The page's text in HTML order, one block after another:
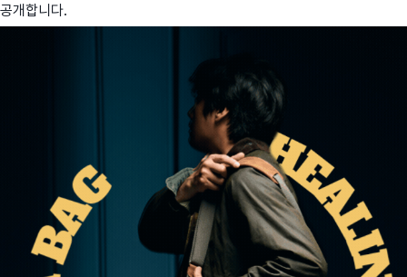
공개합니다.